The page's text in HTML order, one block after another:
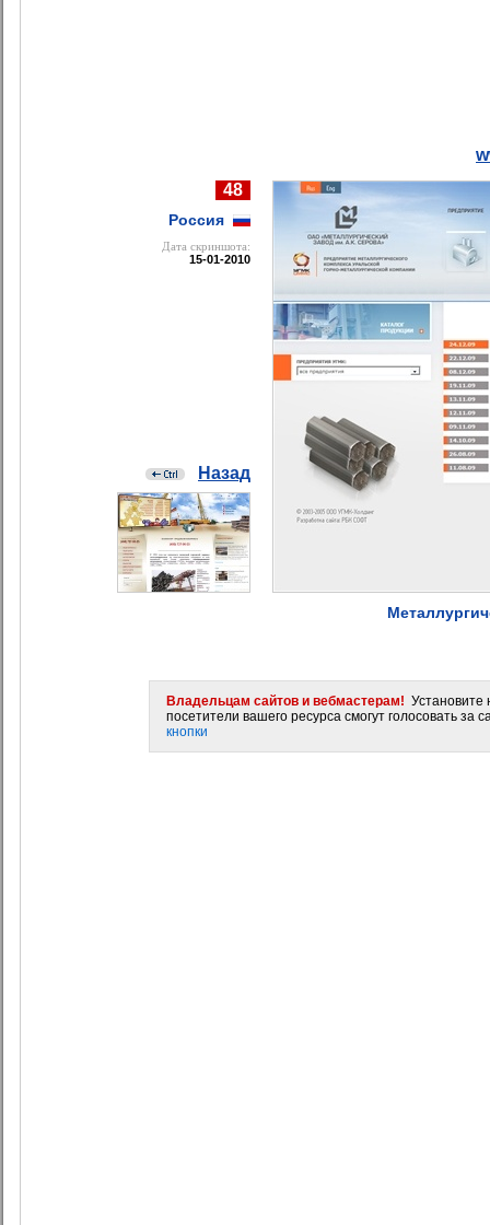
48
Россия
Дата cкриншота:
15-01-2010
Назад
Владельцам сайтов и вебмастерам! Установите
посетители вашего ресурса смогут голосовать за
кнопки